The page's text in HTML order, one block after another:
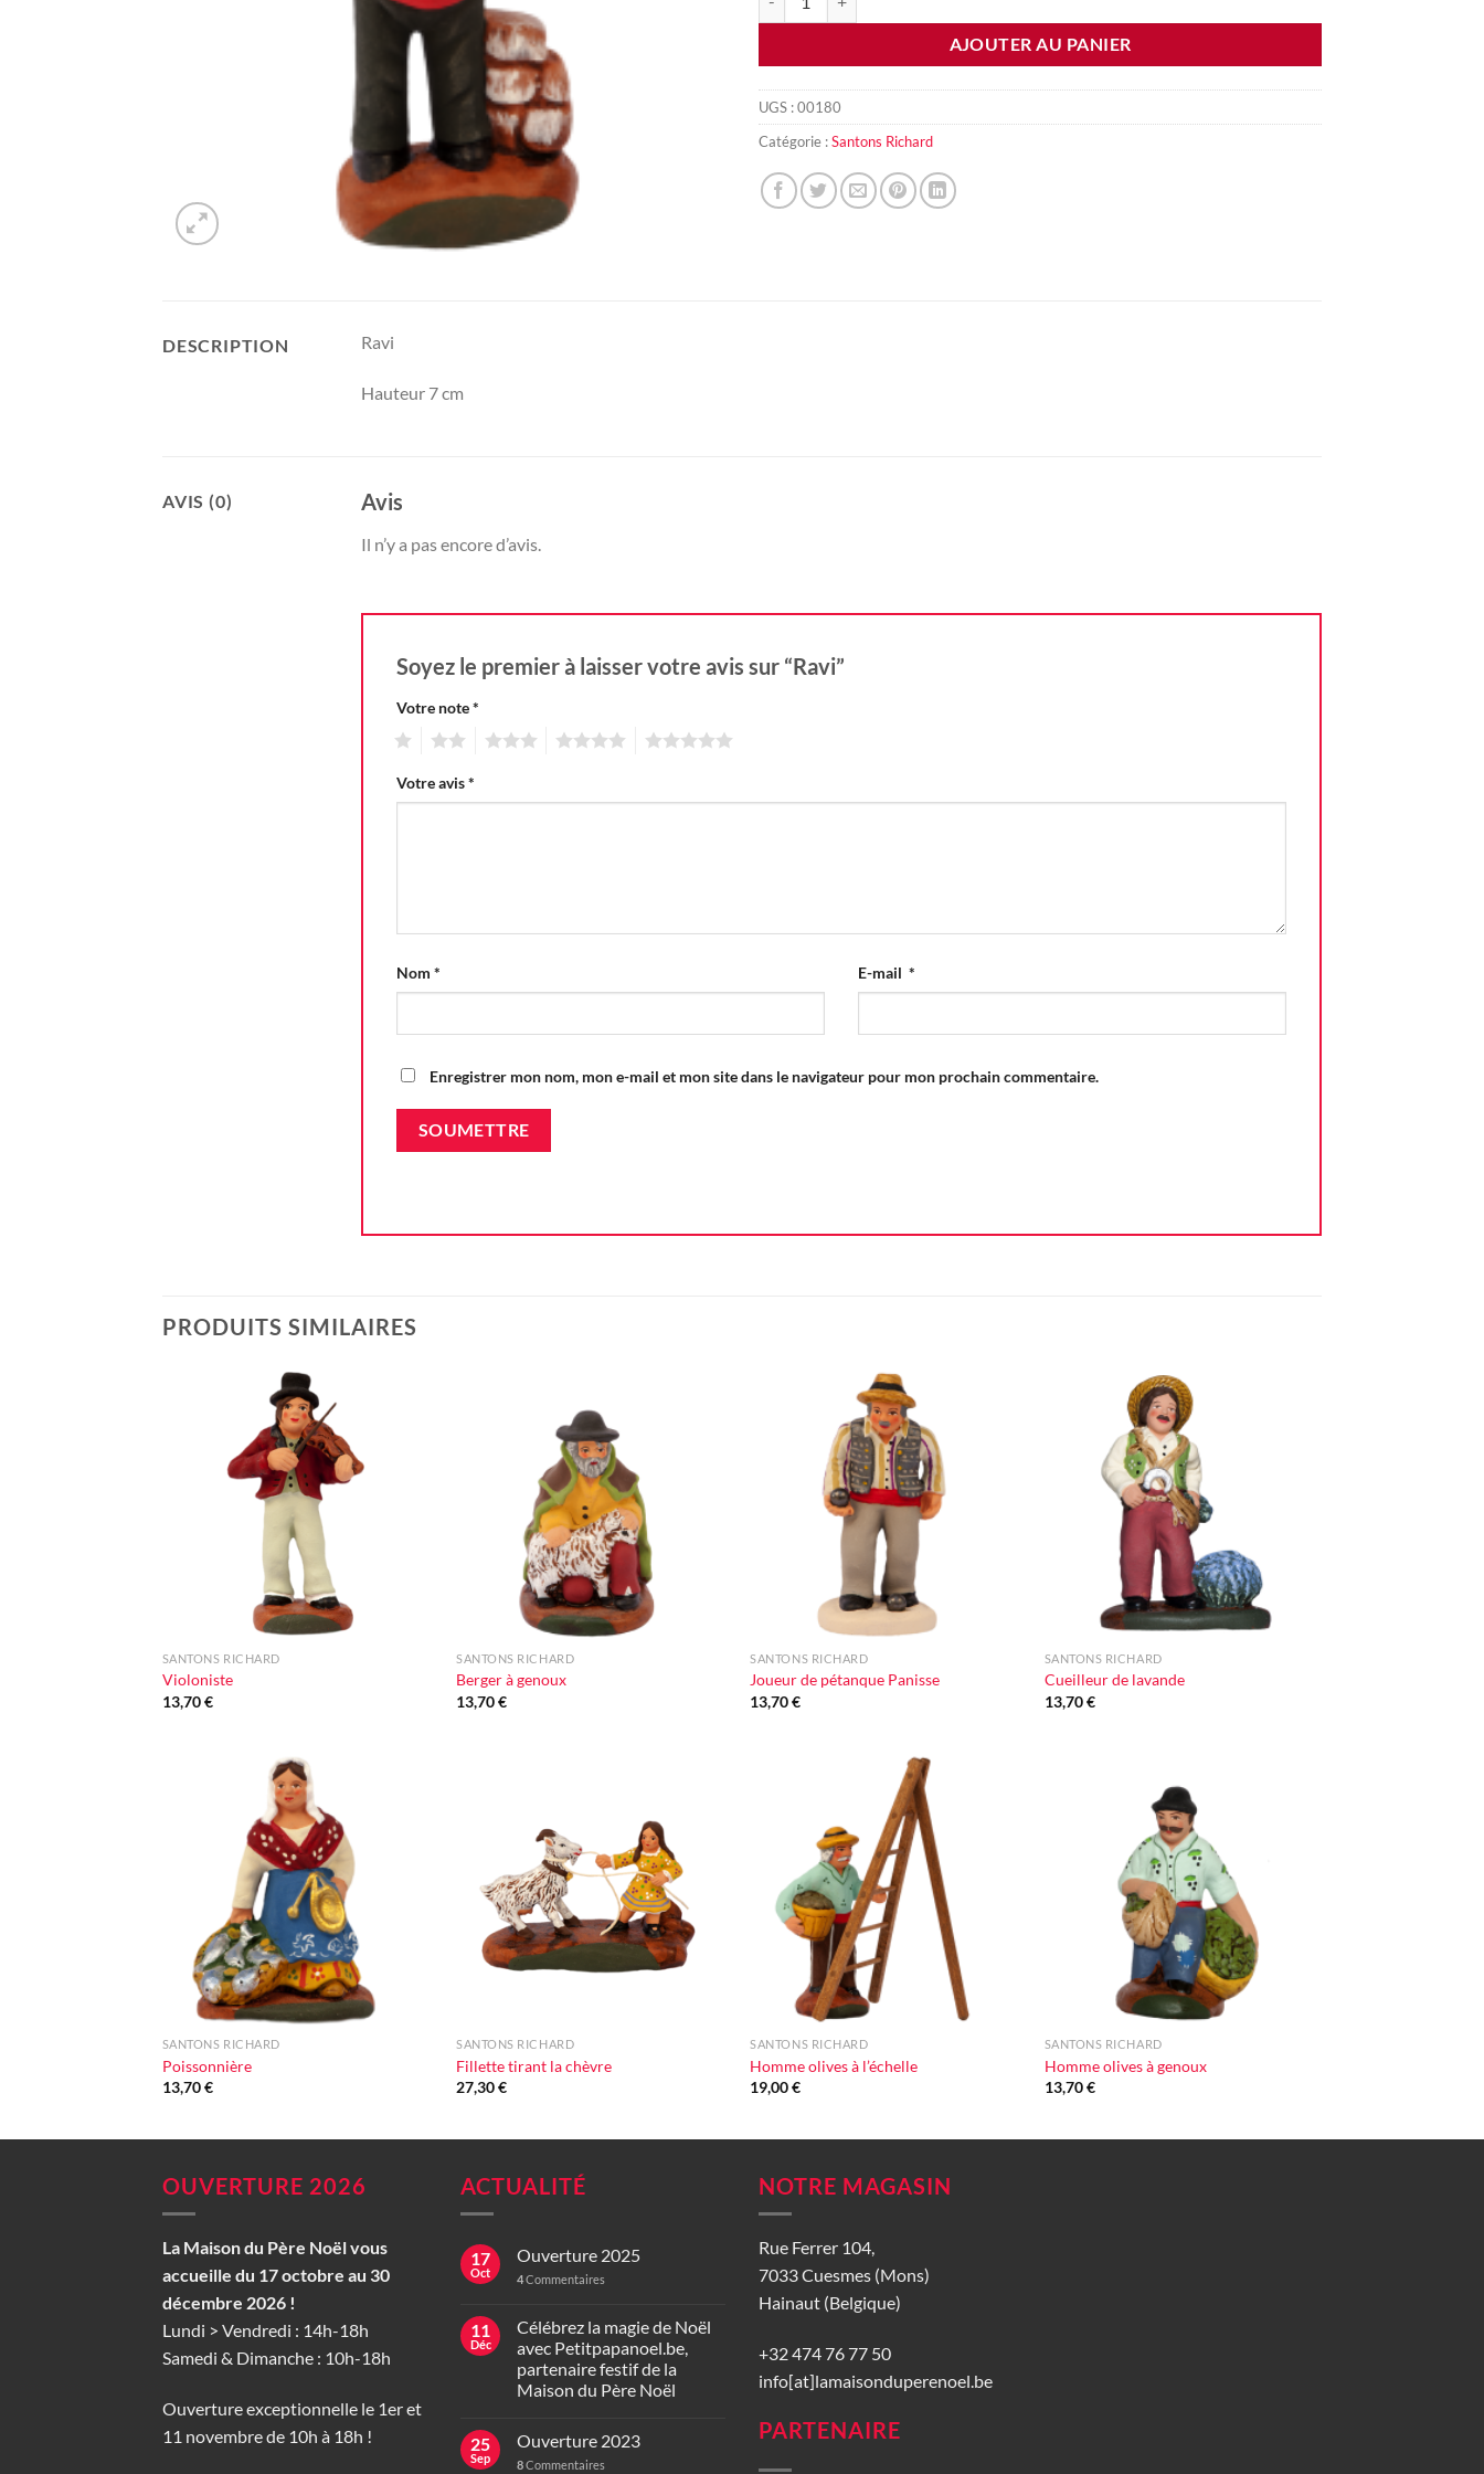
AJOUTER AU PANIER
UGS :00180
Catégorie :Santons Richard
DESCRIPTION Ravi
Hauteur 7 cm
AVIS (0) Avis
Il n’y a pas encore d’avis.
Soyez le premier à laisser votre avis sur “Ravi”
Votre note*
Votre avis*
Nom * E-mail *
Enregistrer mon nom, mon e-mail et mon site dans le navigateur pour mon prochain commentaire.
PRODUITS SIMILAIRES
SANTONS RICHARD
Violoniste
13,70€
SANTONS RICHARD
Berger à genoux
13,70€
SANTONS RICHARD
Joueur de pétanque Panisse
13,70€
SANTONS RICHARD
Cueilleur de lavande
13,70€
SANTONS RICHARD
Poissonnière
13,70€
SANTONS RICHARD
Fillette tirant la chèvre
27,30€
SANTONS RICHARD
Homme olives à l’échelle
19,00€
SANTONS RICHARD
Homme olives à genoux
13,70€
OUVERTURE 2026
La Maison du Père Noël vous
accueille du 17 octobre au 30
décembre 2026 !
Lundi > Vendredi : 14h-18h
Samedi & Dimanche : 10h-18h
Ouverture exceptionnelle le 1er et
11 novembre de 10h à 18h !
ACTUALITÉ
17
Oct
Ouverture 2025
4Commentaires
11
Déc
Célébrez la magie de Noël
avec Petitpapanoel.be,
partenaire festif de la
Maison du Père Noël
25
Sep
Ouverture 2023
8Commentaires
NOTRE MAGASIN
Rue Ferrer 104,
7033 Cuesmes (Mons)
Hainaut (Belgique)
+32 474 76 77 50
info[at]lamaisonduperenoel.be
PARTENAIRE